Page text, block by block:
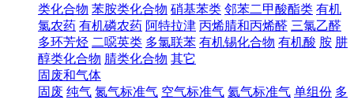
类化合物 苯胺类化合物 硝基苯类 邻苯二甲酸酯类 有机
氯农药 有机磷农药 阿特拉津 丙烯腈和丙烯醛 三氯乙醛
多环芳烃 二噁英类 多氯联苯 有机锡化合物 有机酸 胺 肼
醇类化合物 腈类化合物 其它
固废和气体
固废 纯气 氮气标准气 空气标准气 氦气标准气 单组份 多